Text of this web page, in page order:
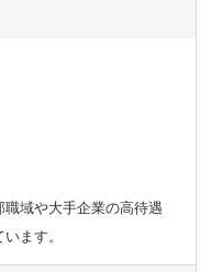
域や大手企業の高待遇
ます。